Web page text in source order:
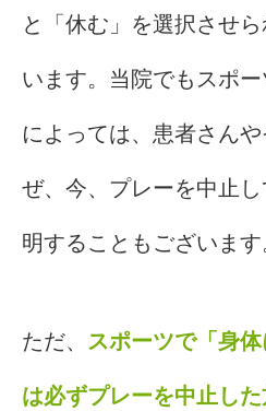
と「休む」を選択させ
います。当院でもスポ
によっては、患者さん
ぜ、今、プレーを中止
明することもございます
ただ、 スポーツで「身
は必ずプレーを中止し